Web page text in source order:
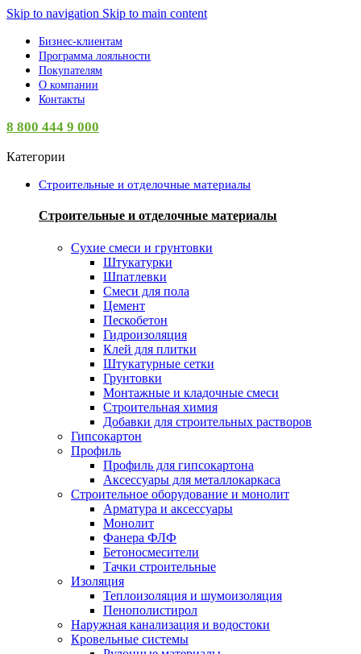
Skip to navigation Skip to main content
Бизнес-клиентам
Программа лояльности
Покупателям
О компании
Контакты
8 800 444 9 000
Категории
Строительные и отделочные материалы
Строительные и отделочные материалы
Сухие смеси и грунтовки
Штукатурки
Шпатлевки
Смеси для пола
Цемент
Пескобетон
Гидроизоляция
Клей для плитки
Штукатурные сетки
Грунтовки
Монтажные и кладочные смеси
Строительная химия
Добавки для строительных растворов
Гипсокартон
Профиль
Профиль для гипсокартона
Аксессуары для металлокаркаса
Строительное оборудование и монолит
Арматура и аксессуары
Монолит
Фанера ФЛФ
Бетоносмесители
Тачки строительные
Изоляция
Теплоизоляция и шумоизоляция
Пенополистирол
Наружная канализация и водостоки
Кровельные системы